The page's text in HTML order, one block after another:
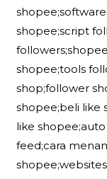
shopee;script
shopee;tools
shop;follower
shopee;beli like
like
feed;cara